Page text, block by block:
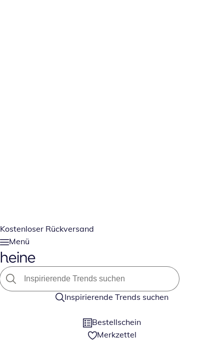
Kostenloser Rückversand
Menü
Inspirierende Trends suchen
Bestellschein
Merkzettel